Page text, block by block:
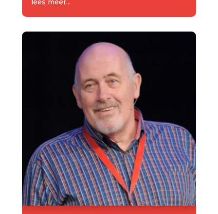
lees meer...